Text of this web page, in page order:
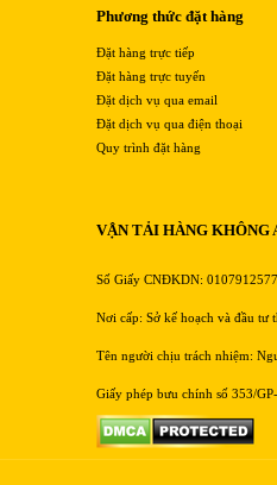
Phương thức đặt hàng
Đặt hàng trực tiếp
Đặt hàng trực tuyến
Đặt dịch vụ qua email
Đặt dịch vụ qua điện thoại
Quy trình đặt hàng
VẬN TẢI HÀNG KHÔNG
Số Giấy CNĐKDN:
Nơi cấp: Sở kế hoạch và đầu tư
Tên người chịu trách nhiệm:
Giấy phép bưu chính số 353/